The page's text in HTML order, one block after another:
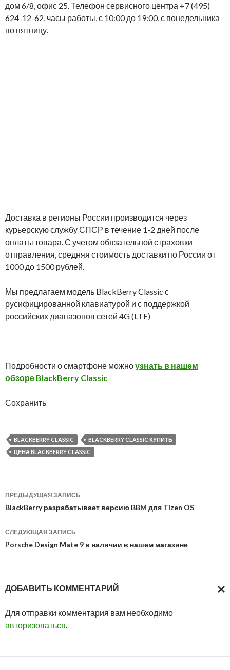
дом 6/8, офис 25. Телефон сервисного центра +7 (495)
624-12-62, часы работы, с 10:00 до 19:00, с понедельника
по пятницу.
Доставка в регионы России производится через
курьерскую службу СПСР в течение 1-2 дней после
оплаты товара. С учетом обязательной страховки
отправления, средняя стоимость доставки по России от
1000 до 1500 рублей.
Мы предлагаем модель BlackBerry Classic с
русифицированной клавиатурой и с поддержкой
российских диапазонов сетей 4G (LTE)
Подробности о смартфоне можноузнать в нашем
обзоре BlackBerry Classic
Сохранить
BLACKBERRY CLASSIC
BLACKBERRY CLASSIC КУПИТЬ
ЦЕНА BLACKBERRY CLASSIC
Навигация
по
записям
ПРЕДЫДУЩАЯ ЗАПИСЬ
BlackBerry разрабатывает версию BBM для Tizen OS
СЛЕДУЮЩАЯ ЗАПИСЬ
Porsche Design Mate 9 в наличии в нашем магазине
ДОБАВИТЬ КОММЕНТАРИЙ
Для отправки комментария вам необходимо
авторизоваться